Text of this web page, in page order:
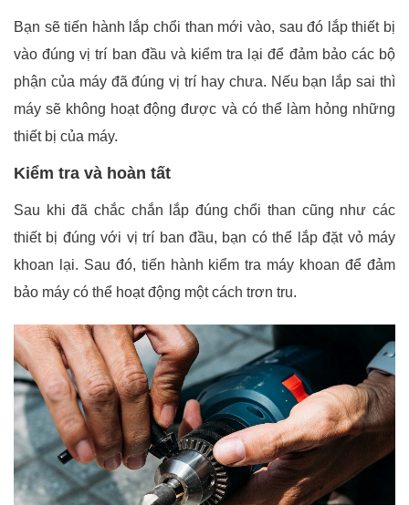
Bạn sẽ tiến hành lắp chổi than mới vào, sau đó lắp thiết bị
vào đúng vị trí ban đầu và kiểm tra lại để đảm bảo các bộ
phận của máy đã đúng vị trí hay chưa. Nếu bạn lắp sai thì
máy sẽ không hoạt động được và có thể làm hỏng những
thiết bị của máy.
Kiểm tra và hoàn tất
Sau khi đã chắc chắn lắp đúng chổi than cũng như các
thiết bị đúng với vị trí ban đầu, bạn có thể lắp đặt vỏ máy
khoan lại. Sau đó, tiến hành kiểm tra máy khoan để đảm
bảo máy có thể hoạt động một cách trơn tru.